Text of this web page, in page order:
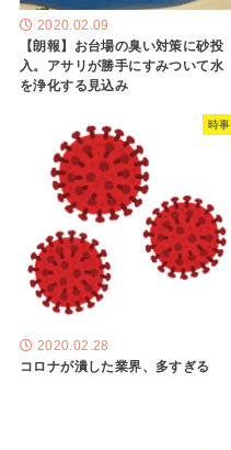
2020.02.09
【朗報】お台場の臭い対策に砂投
入。アサリが勝手にすみついて水
を浄化する見込み
時事
2020.02.28
コロナが潰した業界、多すぎる